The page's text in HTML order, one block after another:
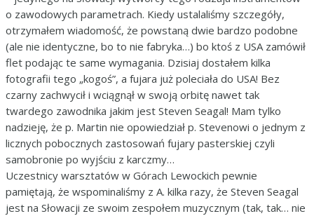
o zawodowych parametrach. Kiedy ustalaliśmy szczegóły,
otrzymałem wiadomość, że powstaną dwie bardzo podobne
(ale nie identyczne, bo to nie fabryka…) bo ktoś z USA zamówił
flet podając te same wymagania. Dzisiaj dostałem kilka
fotografii tego „kogoś”, a fujara już poleciała do USA! Bez
czarny zachwycił i wciągnął w swoją orbitę nawet tak
twardego zawodnika jakim jest Steven Seagal! Mam tylko
nadzieję, że p. Martin nie opowiedział p. Stevenowi o jednym z
licznych pobocznych zastosowań fujary pasterskiej czyli
samobronie po wyjściu z karczmy…
Uczestnicy warsztatów w Górach Lewockich pewnie
pamiętają, że wspominaliśmy z A. kilka razy, że Steven Seagal
jest na Słowacji ze swoim zespołem muzycznym (tak, tak… nie